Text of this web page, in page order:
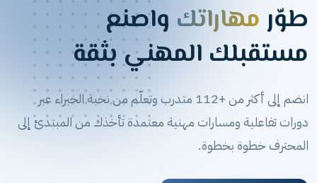
طوّرمهاراتكواصنع
مستقبلك المهني بثقة
انضم إلى أكثر من +112 متدرب وتعلّم من نخبة الخبراء عبر
دورات تفاعلية ومسارات مهنية معتمدة تأخذك من المبتدئ إلى
المحترف خطوة بخطوة.